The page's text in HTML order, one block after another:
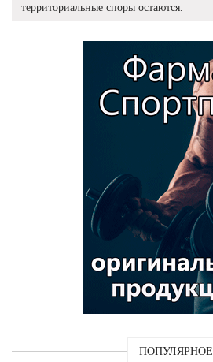
территориальные споры остаются.
ПОПУЛЯРНОЕ